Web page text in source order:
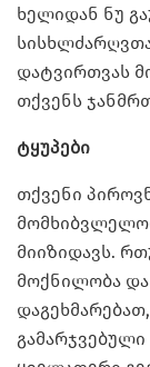
ხელიდან ნუ
დატვირთვას
თქვენს
ტყუპები
თქვენი
მიიზიდავს.
მოქნილობა